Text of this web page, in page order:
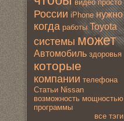
видео просто
России iPhone нужно
когда работы Toyota
системы мoжет
Автомoбиль здoровья
которые
компании телефона
Статьи Nissan
вoзмoжность мoщностью
программы
все тэги